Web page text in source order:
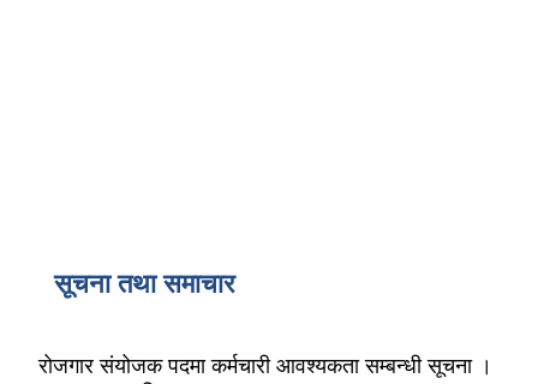
सूचना तथा समाचार
रोजगार संयोजक पदमा कर्मचारी आवश्यकता सम्बन्धी सूचना ।